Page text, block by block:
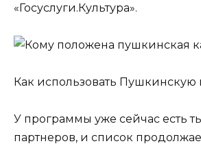
«Госуслуги.Культура».
Как использовать Пушкинскую
У программы уже сейчас есть
партнеров, и список